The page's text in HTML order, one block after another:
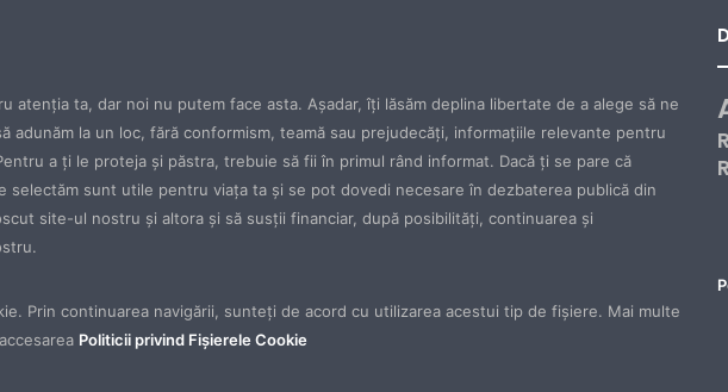
atenţia ta, dar noi nu putem face asta. Aşadar, îţi lăsăm deplina libertate de a alege să ne
adunăm la un loc, fără conformism, teamă sau prejudecăţi, informaţiile relevante pentru
a ţi le proteja şi păstra, trebuie să fii în primul rând informat. Dacă ţi se pare că
selectăm sunt utile pentru viaţa ta şi se pot dovedi necesare în dezbaterea publică din
site-ul nostru şi altora şi să susţii financiar, după posibilităţi, continuarea şi
Prin continuarea navigării, sunteți de acord cu utilizarea acestui tip de fișiere. Mai multe
Politicii privind Fișierele Cookie